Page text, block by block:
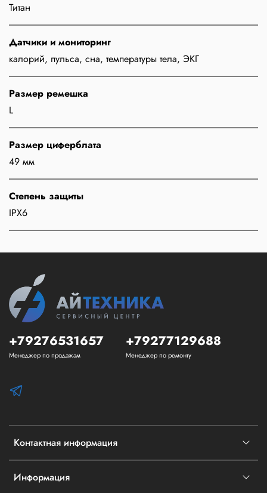
Титан
Датчики и мониторинг
калорий, пульса, сна, температуры тела, ЭКГ
Размер ремешка
L
Размер циферблата
49 мм
Степень защиты
IPX6
Контактная информация
Информация
+79276531657
Менеджер по продажам
+79277129688
Менеджер по ремонту